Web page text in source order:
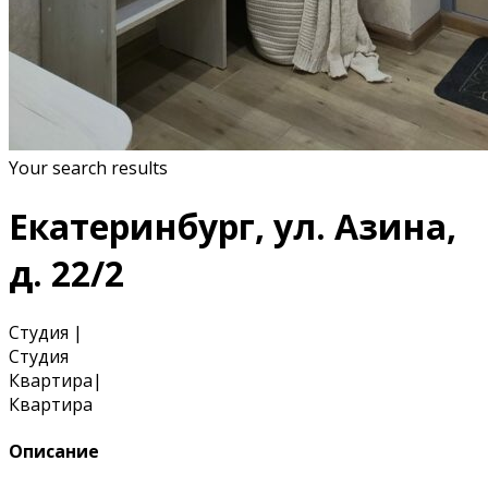
Your search results
Екатеринбург, ул. Азина,
д. 22/2
Студия |
Студия
Квартира|
Квартира
Описание